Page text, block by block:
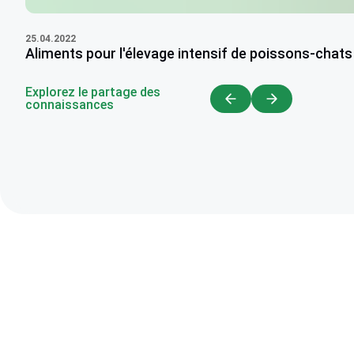
25.04.2022
Aliments pour l'élevage intensif de poissons-
Explorez le partage des
connaissances